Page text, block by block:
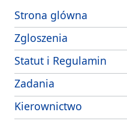
Strona glówna
Zgloszenia - sposoby
Statut i Regulamin
Zadania i srodki
Kierownictwo